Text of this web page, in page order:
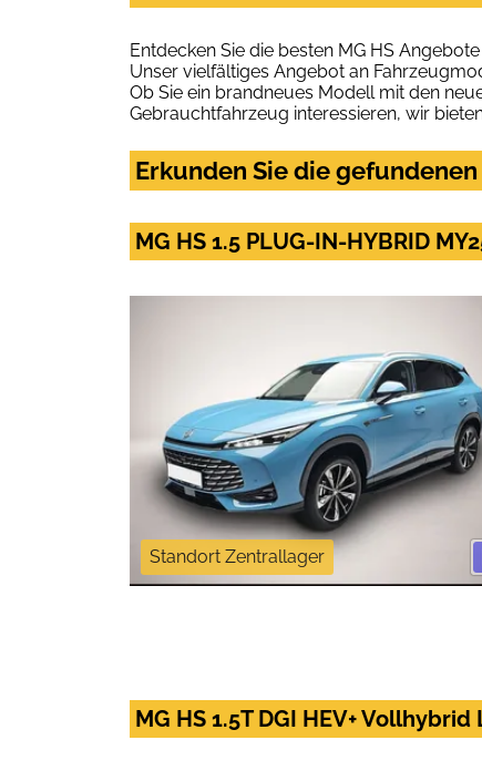
Entdecken Sie die besten MG HS
Unser vielfältiges Angebot an
Ob Sie ein brandneues Modell mit den
Gebrauchtfahrzeug interessieren, wir
Erkunden Sie die
MG HS 1.5 PLUG-IN-HYBRID
Standort Zentrallager
MG HS 1.5T DGI HEV+